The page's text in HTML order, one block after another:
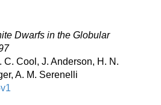
Dwarfs in the Globular
C. Cool, J. Anderson, H. N.
A. M. Serenelli